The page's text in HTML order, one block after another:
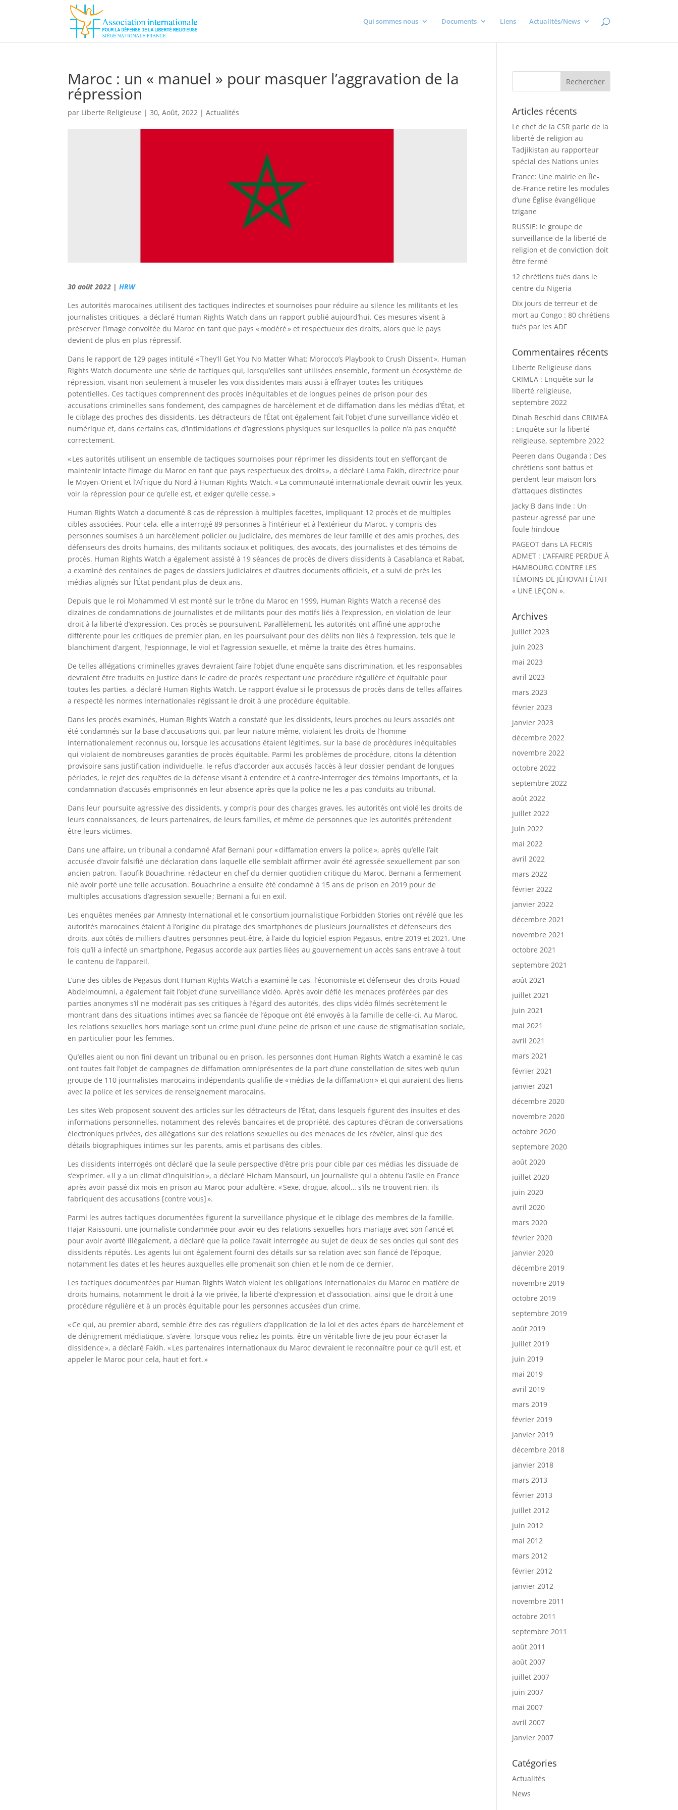
Qui sommes nous Documents Liens Actualités/News
Maroc : un « manuel » pour masquer l’aggravation de la
répression
par Liberte Religieuse |30, Août, 2022 |Actualités
30 août 2022 |HRW
Les autorités marocaines utilisent des tactiques indirectes et sournoises pour réduire au silence les militants et les
journalistes critiques, a déclaré Human Rights Watch dans un rapport publié aujourd’hui. Ces mesures visent à
préserver l’image convoitée du Maroc en tant que pays « modéré » et respectueux des droits, alors que le pays
devient de plus en plus répressif.
Dans le rapport de 129 pages intitulé « They’ll Get You No Matter What: Morocco’s Playbook to Crush Dissent », Human
Rights Watch documente une série de tactiques qui, lorsqu’elles sont utilisées ensemble, forment un écosystème de
répression, visant non seulement à museler les voix dissidentes mais aussi à effrayer toutes les critiques
potentielles. Ces tactiques comprennent des procès inéquitables et de longues peines de prison pour des
accusations criminelles sans fondement, des campagnes de harcèlement et de diffamation dans les médias d’État, et
le ciblage des proches des dissidents. Les détracteurs de l’État ont également fait l’objet d’une surveillance vidéo et
numérique et, dans certains cas, d’intimidations et d’agressions physiques sur lesquelles la police n’a pas enquêté
correctement.
« Les autorités utilisent un ensemble de tactiques sournoises pour réprimer les dissidents tout en s’efforçant de
maintenir intacte l’image du Maroc en tant que pays respectueux des droits », a déclaré Lama Fakih, directrice pour
le Moyen-Orient et l’Afrique du Nord à Human Rights Watch. « La communauté internationale devrait ouvrir les yeux,
voir la répression pour ce qu’elle est, et exiger qu’elle cesse. »
Human Rights Watch a documenté 8 cas de répression à multiples facettes, impliquant 12 procès et de multiples
cibles associées. Pour cela, elle a interrogé 89 personnes à l’intérieur et à l’extérieur du Maroc, y compris des
personnes soumises à un harcèlement policier ou judiciaire, des membres de leur famille et des amis proches, des
défenseurs des droits humains, des militants sociaux et politiques, des avocats, des journalistes et des témoins de
procès. Human Rights Watch a également assisté à 19 séances de procès de divers dissidents à Casablanca et Rabat,
a examiné des centaines de pages de dossiers judiciaires et d’autres documents officiels, et a suivi de près les
médias alignés sur l’État pendant plus de deux ans.
Depuis que le roi Mohammed VI est monté sur le trône du Maroc en 1999, Human Rights Watch a recensé des
dizaines de condamnations de journalistes et de militants pour des motifs liés à l’expression, en violation de leur
droit à la liberté d’expression. Ces procès se poursuivent. Parallèlement, les autorités ont affiné une approche
différente pour les critiques de premier plan, en les poursuivant pour des délits non liés à l’expression, tels que le
blanchiment d’argent, l’espionnage, le viol et l’agression sexuelle, et même la traite des êtres humains.
De telles allégations criminelles graves devraient faire l’objet d’une enquête sans discrimination, et les responsables
devraient être traduits en justice dans le cadre de procès respectant une procédure régulière et équitable pour
toutes les parties, a déclaré Human Rights Watch. Le rapport évalue si le processus de procès dans de telles affaires
a respecté les normes internationales régissant le droit à une procédure équitable.
Dans les procès examinés, Human Rights Watch a constaté que les dissidents, leurs proches ou leurs associés ont
été condamnés sur la base d’accusations qui, par leur nature même, violaient les droits de l’homme
internationalement reconnus ou, lorsque les accusations étaient légitimes, sur la base de procédures inéquitables
qui violaient de nombreuses garanties de procès équitable. Parmi les problèmes de procédure, citons la détention
provisoire sans justification individuelle, le refus d’accorder aux accusés l’accès à leur dossier pendant de longues
périodes, le rejet des requêtes de la défense visant à entendre et à contre-interroger des témoins importants, et la
condamnation d’accusés emprisonnés en leur absence après que la police ne les a pas conduits au tribunal.
Dans leur poursuite agressive des dissidents, y compris pour des charges graves, les autorités ont violé les droits de
leurs connaissances, de leurs partenaires, de leurs familles, et même de personnes que les autorités prétendent
être leurs victimes.
Dans une affaire, un tribunal a condamné Afaf Bernani pour « diffamation envers la police », après qu’elle l’ait
accusée d’avoir falsifié une déclaration dans laquelle elle semblait affirmer avoir été agressée sexuellement par son
ancien patron, Taoufik Bouachrine, rédacteur en chef du dernier quotidien critique du Maroc. Bernani a fermement
nié avoir porté une telle accusation. Bouachrine a ensuite été condamné à 15 ans de prison en 2019 pour de
multiples accusations d’agression sexuelle ; Bernani a fui en exil.
Les enquêtes menées par Amnesty International et le consortium journalistique Forbidden Stories ont révélé que les
autorités marocaines étaient à l’origine du piratage des smartphones de plusieurs journalistes et défenseurs des
droits, aux côtés de milliers d’autres personnes peut-être, à l’aide du logiciel espion Pegasus, entre 2019 et 2021. Une
fois qu’il a infecté un smartphone, Pegasus accorde aux parties liées au gouvernement un accès sans entrave à tout
le contenu de l’appareil.
L’une des cibles de Pegasus dont Human Rights Watch a examiné le cas, l’économiste et défenseur des droits Fouad
Abdelmoumni, a également fait l’objet d’une surveillance vidéo. Après avoir défié les menaces proférées par des
parties anonymes s’il ne modérait pas ses critiques à l’égard des autorités, des clips vidéo filmés secrètement le
montrant dans des situations intimes avec sa fiancée de l’époque ont été envoyés à la famille de celle-ci. Au Maroc,
les relations sexuelles hors mariage sont un crime puni d’une peine de prison et une cause de stigmatisation sociale,
en particulier pour les femmes.
Qu’elles aient ou non fini devant un tribunal ou en prison, les personnes dont Human Rights Watch a examiné le cas
ont toutes fait l’objet de campagnes de diffamation omniprésentes de la part d’une constellation de sites web qu’un
groupe de 110 journalistes marocains indépendants qualifie de « médias de la diffamation » et qui auraient des liens
avec la police et les services de renseignement marocains.
Les sites Web proposent souvent des articles sur les détracteurs de l’État, dans lesquels figurent des insultes et des
informations personnelles, notamment des relevés bancaires et de propriété, des captures d’écran de conversations
électroniques privées, des allégations sur des relations sexuelles ou des menaces de les révéler, ainsi que des
détails biographiques intimes sur les parents, amis et partisans des cibles.
Les dissidents interrogés ont déclaré que la seule perspective d’être pris pour cible par ces médias les dissuade de
s’exprimer. « Il y a un climat d’inquisition », a déclaré Hicham Mansouri, un journaliste qui a obtenu l’asile en France
après avoir passé dix mois en prison au Maroc pour adultère. « Sexe, drogue, alcool… s’ils ne trouvent rien, ils
fabriquent des accusations [contre vous] ».
Parmi les autres tactiques documentées figurent la surveillance physique et le ciblage des membres de la famille.
Hajar Raissouni, une journaliste condamnée pour avoir eu des relations sexuelles hors mariage avec son fiancé et
pour avoir avorté illégalement, a déclaré que la police l’avait interrogée au sujet de deux de ses oncles qui sont des
dissidents réputés. Les agents lui ont également fourni des détails sur sa relation avec son fiancé de l’époque,
notamment les dates et les heures auxquelles elle promenait son chien et le nom de ce dernier.
Les tactiques documentées par Human Rights Watch violent les obligations internationales du Maroc en matière de
droits humains, notamment le droit à la vie privée, la liberté d’expression et d’association, ainsi que le droit à une
procédure régulière et à un procès équitable pour les personnes accusées d’un crime.
« Ce qui, au premier abord, semble être des cas réguliers d’application de la loi et des actes épars de harcèlement et
de dénigrement médiatique, s’avère, lorsque vous reliez les points, être un véritable livre de jeu pour écraser la
dissidence », a déclaré Fakih. « Les partenaires internationaux du Maroc devraient le reconnaître pour ce qu’il est, et
appeler le Maroc pour cela, haut et fort. »
Articles récents
Le chef de la CSR parle de la
liberté de religion au
Tadjikistan au rapporteur
spécial des Nations unies
France: Une mairie en Île-
de-France retire les modules
d’une Église évangélique
tzigane
RUSSIE: le groupe de
surveillance de la liberté de
religion et de conviction doit
être fermé
12 chrétiens tués dans le
centre du Nigeria
Dix jours de terreur et de
mort au Congo : 80 chrétiens
tués par les ADF
Commentaires récents
Liberte Religieuse dans
CRIMEA : Enquête sur la
liberté religieuse,
septembre 2022
Dinah Reschid dans CRIMEA
: Enquête sur la liberté
religieuse, septembre 2022
Peeren dans Ouganda : Des
chrétiens sont battus et
perdent leur maison lors
d’attaques distinctes
Jacky B dans Inde : Un
pasteur agressé par une
foule hindoue
PAGEOT dans LA FECRIS
ADMET : L’AFFAIRE PERDUE À
HAMBOURG CONTRE LES
TÉMOINS DE JÉHOVAH ÉTAIT
« UNE LEÇON ».
Archives
juillet 2023
juin 2023
mai 2023
avril 2023
mars 2023
février 2023
janvier 2023
décembre 2022
novembre 2022
octobre 2022
septembre 2022
août 2022
juillet 2022
juin 2022
mai 2022
avril 2022
mars 2022
février 2022
janvier 2022
décembre 2021
novembre 2021
octobre 2021
septembre 2021
août 2021
juillet 2021
juin 2021
mai 2021
avril 2021
mars 2021
février 2021
janvier 2021
décembre 2020
novembre 2020
octobre 2020
septembre 2020
août 2020
juillet 2020
juin 2020
avril 2020
mars 2020
février 2020
janvier 2020
décembre 2019
novembre 2019
octobre 2019
septembre 2019
août 2019
juillet 2019
juin 2019
mai 2019
avril 2019
mars 2019
février 2019
janvier 2019
décembre 2018
janvier 2018
mars 2013
février 2013
juillet 2012
juin 2012
mai 2012
mars 2012
février 2012
janvier 2012
novembre 2011
octobre 2011
septembre 2011
août 2011
août 2007
juillet 2007
juin 2007
mai 2007
avril 2007
janvier 2007
Catégories
Actualités
News